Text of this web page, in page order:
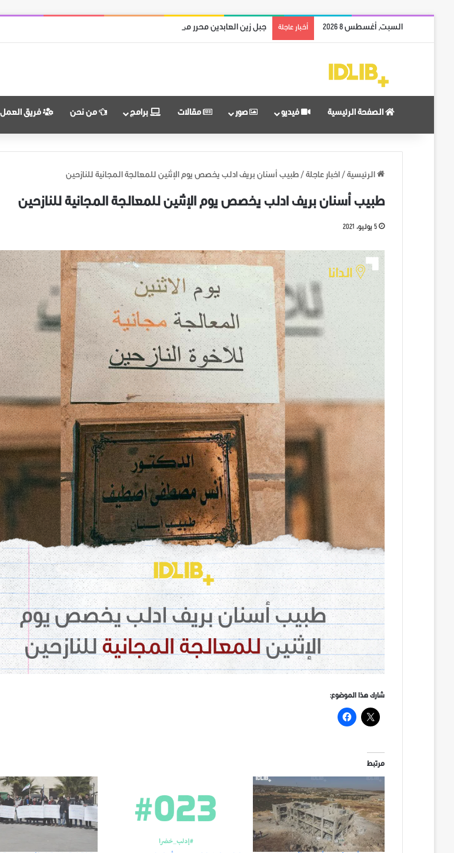
السبت, أغسطس 8 2026 أخبار عاجلة جبل زين العابدين محرر من قوات النظام وميليشياته
الصفحة الرئيسية فيديو صور مقالات برامج من نحن فريق العمل
الرئيسية / اخبار عاجلة / طبيب أسنان بريف ادلب يخصص يوم الإثنين للمعالجة المجانية للنازحين
طبيب أسنان بريف ادلب يخصص يوم الإثنين للمعالجة المجانية للنازحين
5 يوليو، 2021
شارك هذا الموضوع:
مرتبط